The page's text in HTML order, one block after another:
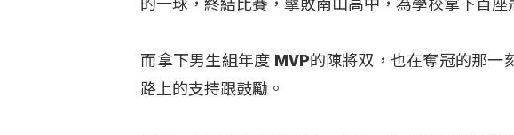
的一球，終結比賽，擊敗南山高中，為學校拿下首座
而拿下男生組年度 MVP的陳將双，也在奪冠的那
路上的支持跟鼓勵。